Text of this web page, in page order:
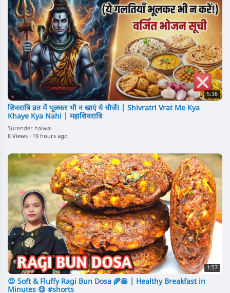
5:36
शिवरात्रि व्रत में भूलकर भी न खाएं ये चीजें! | Shivratri Vrat Me Kya
Khaye Kya Nahi | महाशिवरात्रि
Surender halwai
8 Views · 19 hours ago
1:57
😍 Soft & Fluffy Ragi Bun Dosa 🌾🥞 | Healthy Breakfast in
Minutes 😋 #shorts